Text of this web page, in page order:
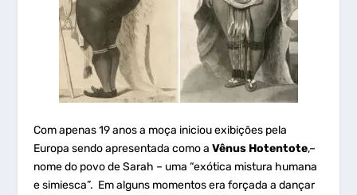
Com apenas 19 anos a moça iniciou exibições pela
Europa sendo apresentada como aVênus Hotentote,–
nome do povo de Sarah – uma “exótica mistura humana
e simiesca”. Em alguns momentos era forçada a dançar